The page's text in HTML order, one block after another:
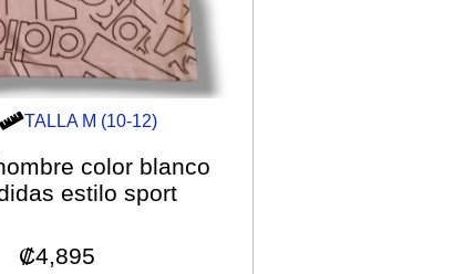
TALLA M (10-12)
color blanco
estilo sport
₡4,895